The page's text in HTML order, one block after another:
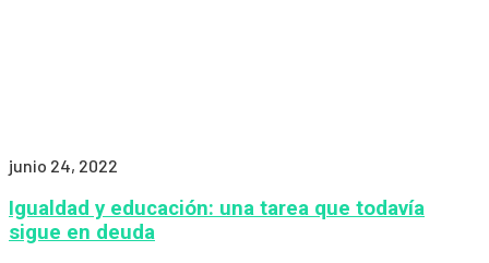
junio 24, 2022
Igualdad y educación: una tarea que todavía
sigue en deuda